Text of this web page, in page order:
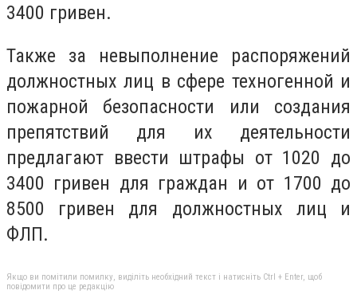
3400 гривен.
Также за невыполнение распоряжений
должностных лиц в сфере техногенной и
пожарной безопасности или создания
препятствий для их деятельности
предлагают ввести штрафы от 1020 до
3400 гривен для граждан и от 1700 до
8500 гривен для должностных лиц и
ФЛП.
Якщо ви помітили помилку, виділіть необхідний текст і натисніть Ctrl + Enter, щоб
повідомити про це редакцію